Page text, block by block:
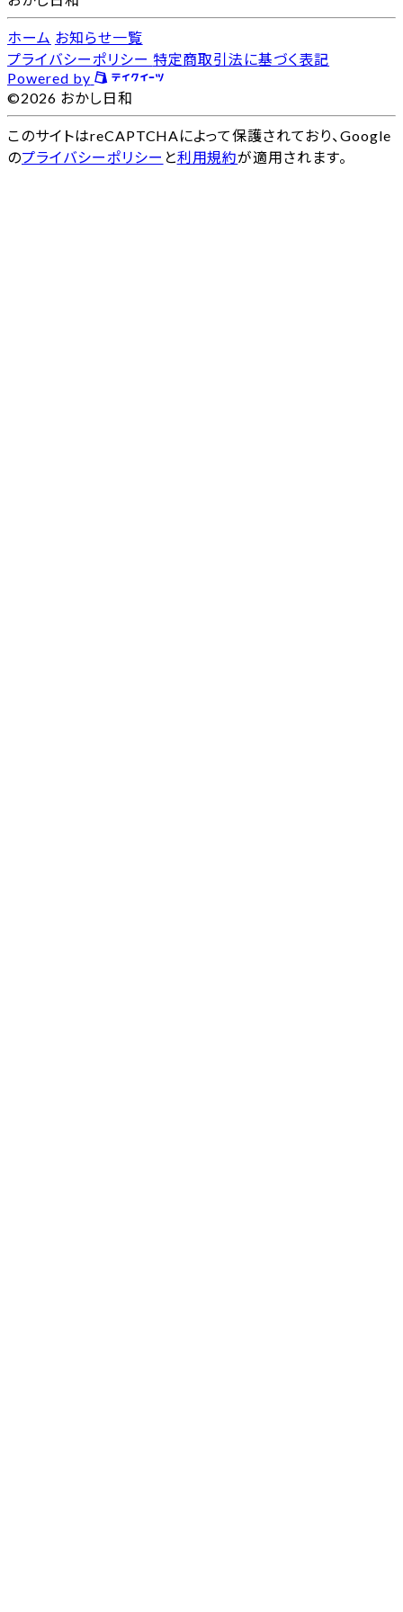
ホーム お知らせ一覧
プライバシーポリシー 特定商取引法に基づく表記
Powered by
©2026 おかし日和
このサイトはreCAPTCHAによって保護されており、Google
のプライバシーポリシー と利用規約が適用されます。